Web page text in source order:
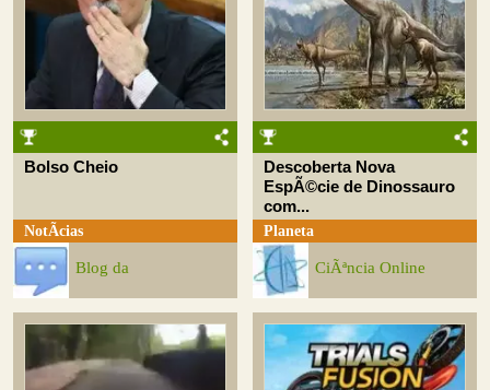
Bolso Cheio
NotÃ­cias
Blog da
Descoberta Nova
EspÃ©cie de Dinossauro
com...
Planeta
CiÃªncia Online